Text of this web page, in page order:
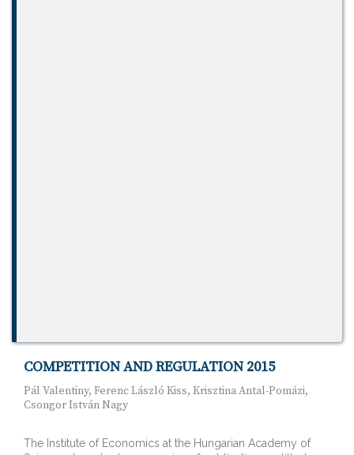
COMPETITION AND REGULATION 2015
Pál Valentiny, Ferenc László Kiss, Krisztina Antal-Pomázi,
Csongor István Nagy
The Institute of Economics at the Hungarian Academy of